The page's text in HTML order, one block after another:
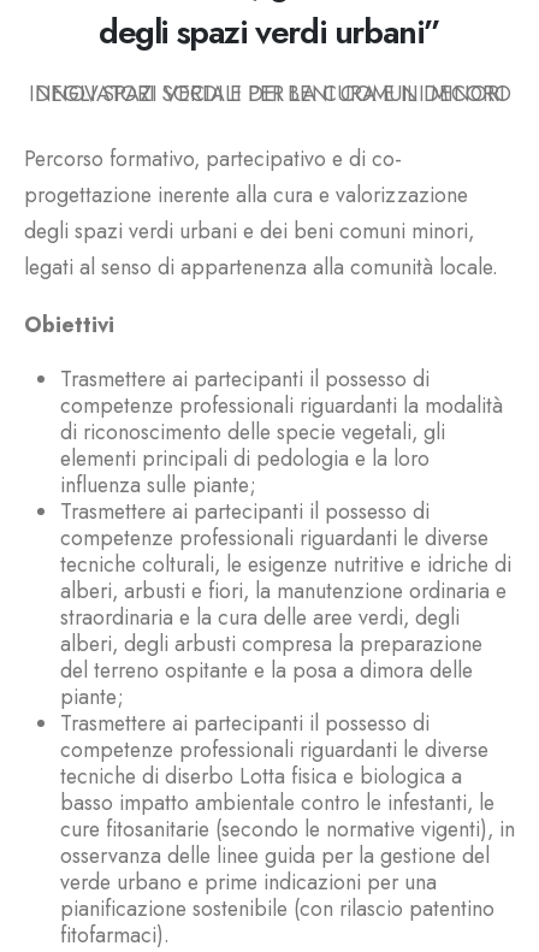
degli spazi verdi urbani”
INNOVATORI SOCIALI PER LA CURA E IL DECORO DEGLI SPAZI VERDI E DEI BENI COMUNI MINORI
Percorso formativo, partecipativo e di co-
progettazione inerente alla cura e valorizzazione
degli spazi verdi urbani e dei beni comuni minori,
legati al senso di appartenenza alla comunità locale.
Obiettivi
Trasmettere ai partecipanti il possesso di
competenze professionali riguardanti la modalità
di riconoscimento delle specie vegetali, gli
elementi principali di pedologia e la loro
influenza sulle piante;
Trasmettere ai partecipanti il possesso di
competenze professionali riguardanti le diverse
tecniche colturali, le esigenze nutritive e idriche di
alberi, arbusti e fiori, la manutenzione ordinaria e
straordinaria e la cura delle aree verdi, degli
alberi, degli arbusti compresa la preparazione
del terreno ospitante e la posa a dimora delle
piante;
Trasmettere ai partecipanti il possesso di
competenze professionali riguardanti le diverse
tecniche di diserbo Lotta fisica e biologica a
basso impatto ambientale contro le infestanti, le
cure fitosanitarie (secondo le normative vigenti), in
osservanza delle linee guida per la gestione del
verde urbano e prime indicazioni per una
pianificazione sostenibile (con rilascio patentino
fitofarmaci).